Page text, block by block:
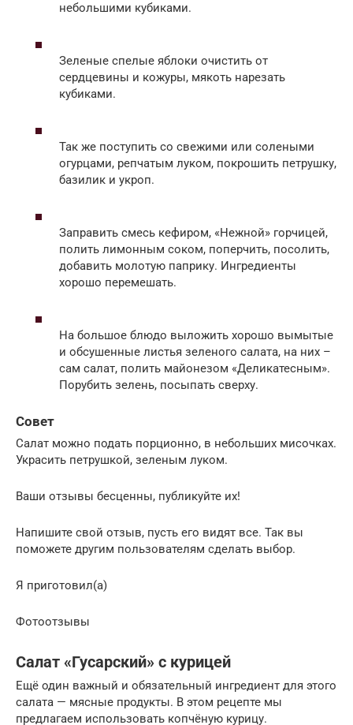
небольшими кубиками.
Зеленые спелые яблоки очистить от
сердцевины и кожуры, мякоть нарезать
кубиками.
Так же поступить со свежими или солеными
огурцами, репчатым луком, покрошить петрушку,
базилик и укроп.
Заправить смесь кефиром, «Нежной» горчицей,
полить лимонным соком, поперчить, посолить,
добавить молотую паприку. Ингредиенты
хорошо перемешать.
На большое блюдо выложить хорошо вымытые
и обсушенные листья зеленого салата, на них –
сам салат, полить майонезом «Деликатесным».
Порубить зелень, посыпать сверху.
Совет
Салат можно подать порционно, в небольших мисочках.
Украсить петрушкой, зеленым луком.
Ваши отзывы бесценны, публикуйте их!
Напишите свой отзыв, пусть его видят все. Так вы
поможете другим пользователям сделать выбор.
Я приготовил(а)
Фотоотзывы
Салат «Гусарский» с курицей
Ещё один важный и обязательный ингредиент для этого
салата — мясные продукты. В этом рецепте мы
предлагаем использовать копчёную курицу.